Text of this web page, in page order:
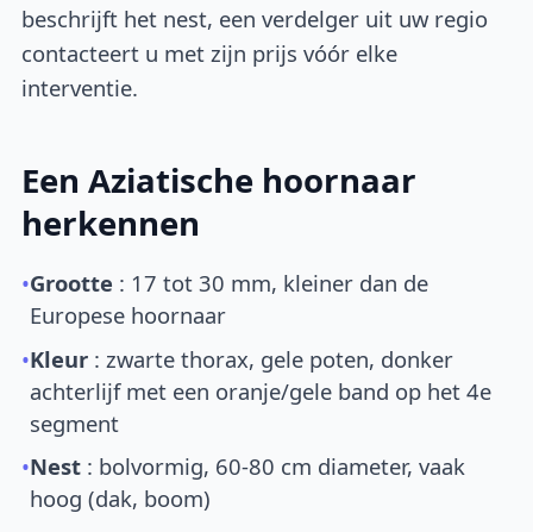
beschrijft het nest, een verdelger uit uw regio
contacteert u met zijn prijs vóór elke
interventie.
Een Aziatische hoornaar
herkennen
•Grootte : 17 tot 30 mm, kleiner dan de
Europese hoornaar
•Kleur : zwarte thorax, gele poten, donker
achterlijf met een oranje/gele band op het 4e
segment
•Nest : bolvormig, 60-80 cm diameter, vaak
hoog (dak, boom)